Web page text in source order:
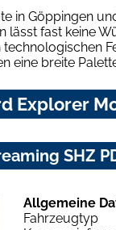
in Göppingen
fast keine
eine breite
Explorer
SHZ
Allgemeine
Fahrzeugtyp